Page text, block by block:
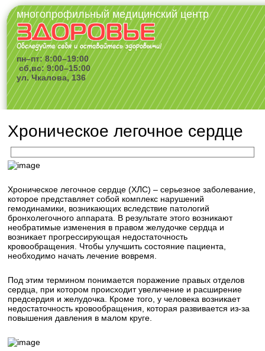
многопрофильный медицинский центр
пн–пт: 8:00–19:00
сб,вс: 9:00–15:00
ул. Чкалова, 136
Хроническое легочное сердце
Хроническое легочное сердце (ХЛС) – серьезное заболевание,
которое представляет собой комплекс нарушений
гемодинамики, возникающих вследствие патологий
бронхолегочного аппарата. В результате этого возникают
необратимые изменения в правом желудочке сердца и
возникает прогрессирующая недостаточность
кровообращения. Чтобы улучшить состояние пациента,
необходимо начать лечение вовремя.
Под этим термином понимается поражение правых отделов
сердца, при котором происходит увеличение и расширение
предсердия и желудочка. Кроме того, у человека возникает
недостаточность кровообращения, которая развивается из-за
повышения давления в малом круге.